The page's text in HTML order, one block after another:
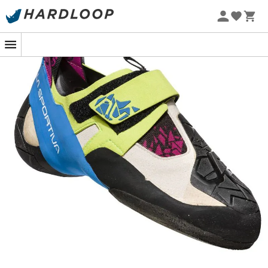
Skwama fra La Sportivaerklatreskotil
designet til brug på klippe , i klatrehaller, på
væggeellerplader. For klatrere, der ikke går på
kompromis, er disse
afhøj teknisk kvalitet. Meget
fleksible takket være den nye konstruktion afsålen
hyperfølsomme og omsluttende skoi stand til at
mest tekniske bevægelser på
overdel i ruskind og mikrofiber
har en
konstruktion, der giver en ideel omslutning af foden
uden stive eller tomme punkter. Ved vridning opnås